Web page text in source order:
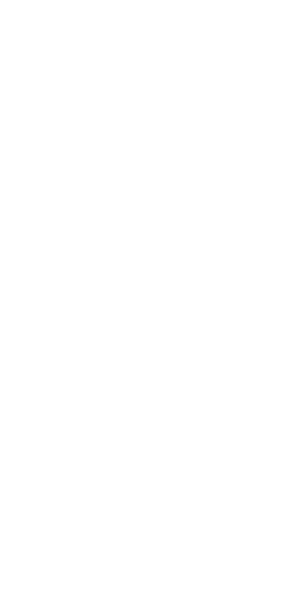
ובתובנות למימוש זוגיות
“עגילי כסף השכם בבוקר“